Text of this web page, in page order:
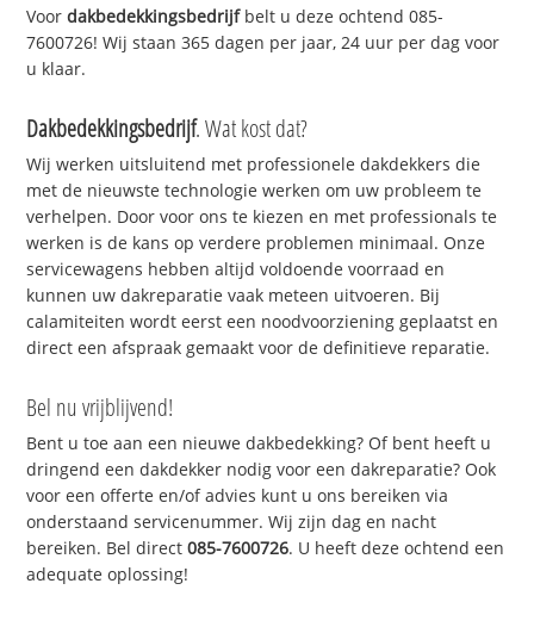
Voordakbedekkingsbedrijfbelt u deze ochtend 085-
7600726! Wij staan 365 dagen per jaar, 24 uur per dag voor
u klaar.
Dakbedekkingsbedrijf. Wat kost dat?
Wij werken uitsluitend met professionele dakdekkers die
met de nieuwste technologie werken om uw probleem te
verhelpen. Door voor ons te kiezen en met professionals te
werken is de kans op verdere problemen minimaal. Onze
servicewagens hebben altijd voldoende voorraad en
kunnen uw dakreparatie vaak meteen uitvoeren. Bij
calamiteiten wordt eerst een noodvoorziening geplaatst en
direct een afspraak gemaakt voor de definitieve reparatie.
Bel nu vrijblijvend!
Bent u toe aan een nieuwe dakbedekking? Of bent heeft u
dringend een dakdekker nodig voor een dakreparatie? Ook
voor een offerte en/of advies kunt u ons bereiken via
onderstaand servicenummer. Wij zijn dag en nacht
bereiken. Bel direct085-7600726. U heeft deze ochtend een
adequate oplossing!